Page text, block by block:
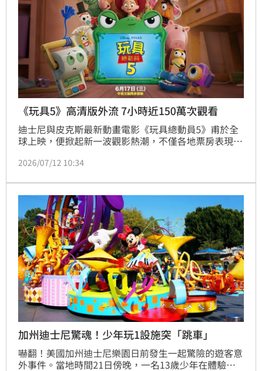
《玩具5》高清版外流 7小時近150萬次觀看
迪士尼與皮克斯最新動畫電影《玩具總動員5》甫於全
球上映，便掀起新一波觀影熱潮，不僅各地票房表現亮
「完整版影片」外流到X平台（前Twitter）供網友免費
2026/07/12 10:34
加州迪士尼驚魂！少年玩1設施突「跳車」
嚇翻！美國加州迪士尼樂園日前發生一起驚險的遊客意
外事件。當地時間21日傍晚，一名13歲少年在體驗園